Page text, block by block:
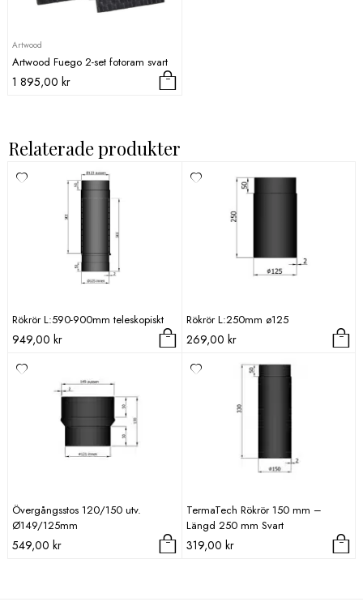
Artwood
Artwood Fuego 2-set fotoram svart
1 895,00 kr
Relaterade produkter
Rökrör L:590-900mm teleskopiskt
949,00 kr
Rökrör L:250mm ø125
269,00 kr
Övergångsstos 120/150 utv.
Ø149/125mm
549,00 kr
TermaTech Rökrör 150 mm –
Längd 250 mm Svart
319,00 kr